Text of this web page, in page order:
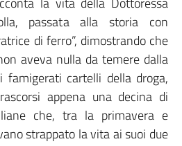
passata alla storia con
di ferro”, dimostrando che
aveva nulla da temere dalla
famigerati cartelli della droga,
appena una decina di
che, tra la primavera e
strappato la vita ai suoi due